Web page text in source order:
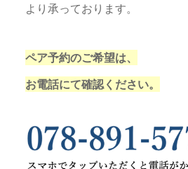
より承っております。
ペア予約のご希望は、
お電話にて確認ください。